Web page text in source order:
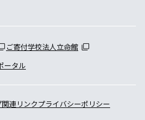
ご寄付学校法人立命館
ータル
関連リンクプライバシーポリシー